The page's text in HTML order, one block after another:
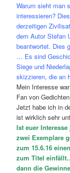
Warum sieht man
interessieren?
derzeitigen
dem Autor Stefan
beantwortet. Dies
… Es sind
Siege und
skizzieren, die an
Mein Interesse
Fan von
Jetzt habe ich in
ist wirklich sehr
Ist euer
zwei Exemplare
zum 15.6.16
zum Titel
dann die